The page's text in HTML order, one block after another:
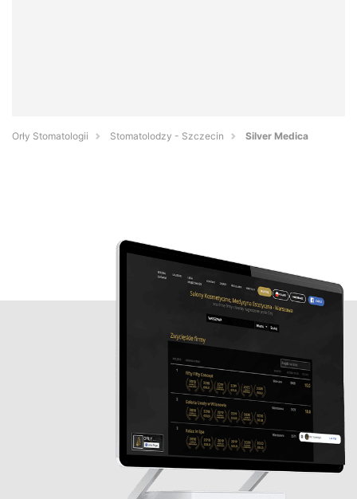
Orły Stomatologii Stomatolodzy - Szczecin Silver Medica